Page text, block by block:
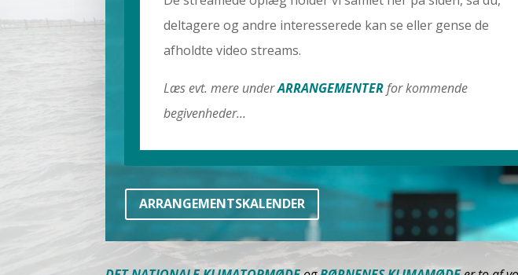
deltagere og andre interesserede kan se eller gense de
afholdte video streams.
Læs evt. mere underARRANGEMENTERfor kommende
begivenheder…
ARRANGEMENTSKALENDER